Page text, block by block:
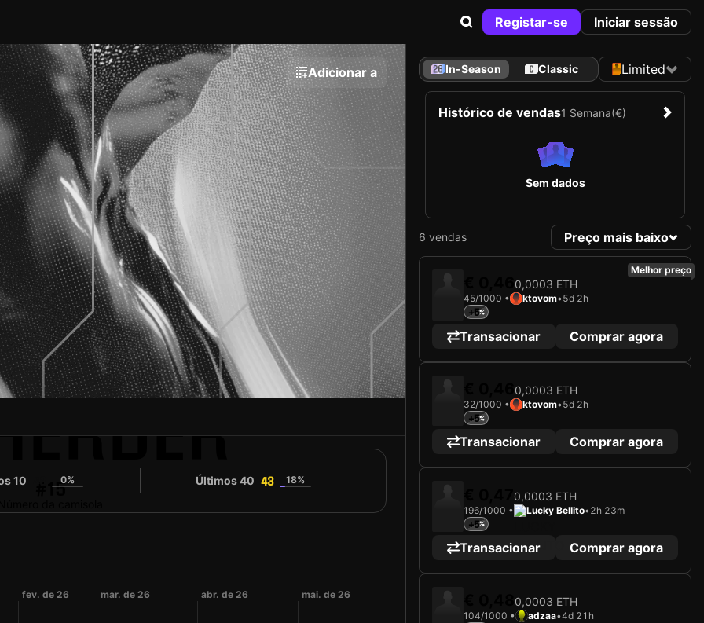
Registar-se Iniciar sessão
Adicionar a
#15
10 0% Últimos 40 43 18%
fev. de 26 mar. de 26 abr. de 26 mai. de 26
In-Season Classic Limited
Histórico de vendas1 Semana(€)
Sem dados
6 vendas Preço mais baixo
Melhor preço
0,0003 ETH
45/1000 • ktovom•5d 2h
+5
Transacionar Comprar agora
0,0003 ETH
32/1000 • ktovom•5d 2h
+5
Transacionar Comprar agora
0,0003 ETH
196/1000 • Lucky Bellito•2h 23m
+5
Transacionar Comprar agora
0,0003 ETH
104/1000 • adzaa•4d 21h